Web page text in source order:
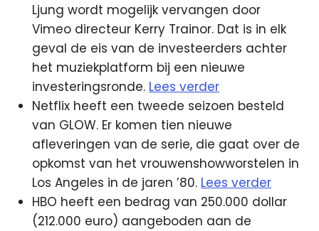
Ljung wordt mogelijk vervangen door
Vimeo directeur Kerry Trainor. Dat is in elk
geval de eis van de investeerders achter
het muziekplatform bij een nieuwe
investeringsronde. Lees verder
Netflix heeft een tweede seizoen besteld
van GLOW. Er komen tien nieuwe
afleveringen van de serie, die gaat over de
opkomst van het vrouwenshowworstelen in
Los Angeles in de jaren ’80. Lees verder
HBO heeft een bedrag van 250.000 dollar
(212.000 euro) aangeboden aan de